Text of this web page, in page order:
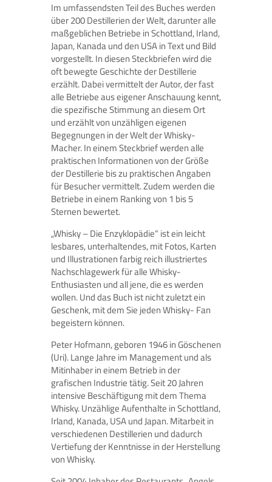
Im umfassendsten Teil des Buches werden
über 200 Destillerien der Welt, darunter alle
maßgeblichen Betriebe in Schottland, Irland,
Japan, Kanada und den USA in Text und Bild
vorgestellt. In diesen Steckbriefen wird die
oft bewegte Geschichte der Destillerie
erzählt. Dabei vermittelt der Autor, der fast
alle Betriebe aus eigener Anschauung kennt,
die spezifische Stimmung an diesem Ort
und erzählt von unzähligen eigenen
Begegnungen in der Welt der Whisky-
Macher. In einem Steckbrief werden alle
praktischen Informationen von der Größe
der Destillerie bis zu praktischen Angaben
für Besucher vermittelt. Zudem werden die
Betriebe in einem Ranking von 1 bis 5
Sternen bewertet.
„Whisky – Die Enzyklopädie“ ist ein leicht
lesbares, unterhaltendes, mit Fotos, Karten
und Illustrationen farbig reich illustriertes
Nachschlagewerk für alle Whisky-
Enthusiasten und all jene, die es werden
wollen. Und das Buch ist nicht zuletzt ein
Geschenk, mit dem Sie jeden Whisky- Fan
begeistern können.
Peter Hofmann, geboren 1946 in Göschenen
(Uri). Lange Jahre im Management und als
Mitinhaber in einem Betrieb in der
grafischen Industrie tätig. Seit 20 Jahren
intensive Beschäftigung mit dem Thema
Whisky. Unzählige Aufenthalte in Schottland,
Irland, Kanada, USA und Japan. Mitarbeit in
verschiedenen Destillerien und dadurch
Vertiefung der Kenntnisse in der Herstellung
von Whisky.